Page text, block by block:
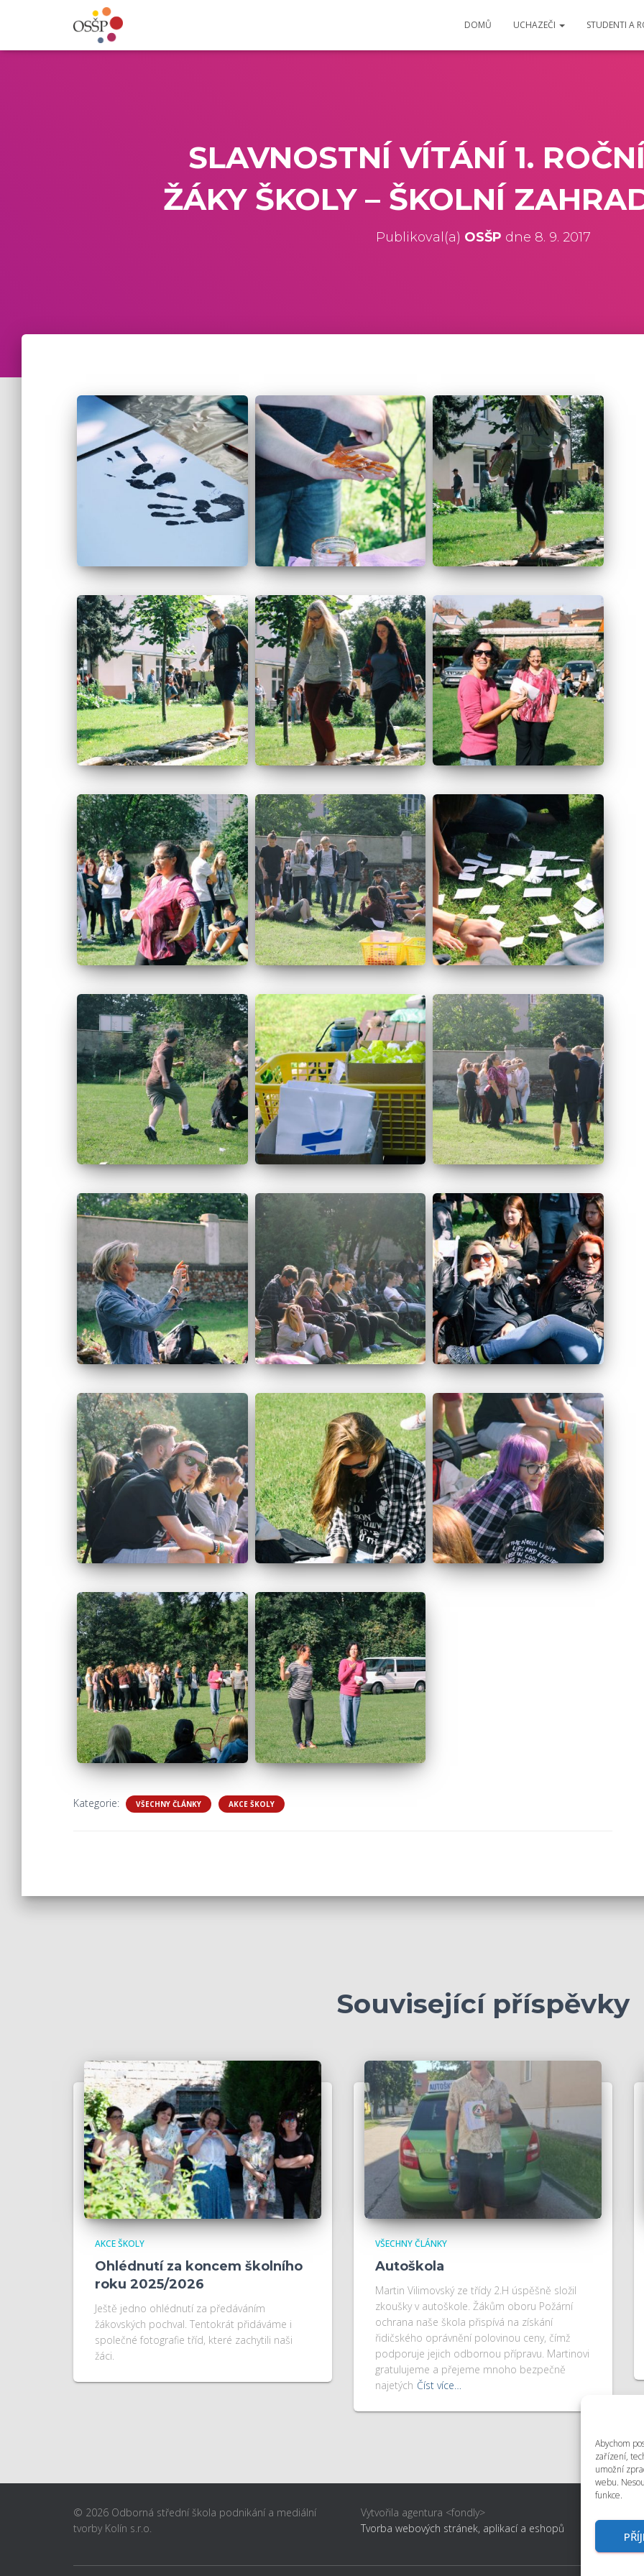
Abychom
zařízení,
umožní
webu.
funkce.
DOMŮ UCHAZEČI STUDENTI A
SLAVNOSTNÍ VÍTÁNÍ 1.
ŽÁKY ŠKOLY – ŠKOLNÍ
Publikoval(a) OSŠP dne 8. 9. 2017
Kategorie: VŠECHNY ČLÁNKY AKCE ŠKOLY
Související příspěvky
AKCE ŠKOLY
Ohlédnutí za koncem školního
roku 2025/2026
Ještě jedno ohlédnutí za předáváním
žákovských pochval. Tentokrát přidáváme i
společné fotografie tříd, které zachytili naši
žáci.
VŠECHNY ČLÁNKY
Autoškola
Martin Vilimovský ze třídy 2.H úspěšně složil
zkoušky v autoškole. Žákům oboru Požární
ochrana naše škola přispívá na získání
řidičského oprávnění polovinou ceny, čímž
podporuje jejich odbornou přípravu. Martinovi
gratulujeme a přejeme mnoho bezpečně
najetých Číst více…
© 2026 Odborná střední škola podnikání a mediální
tvorby Kolín s.r.o.
Vytvořila agentura <fondly>
Tvorba webových stránek, aplikací a eshopů